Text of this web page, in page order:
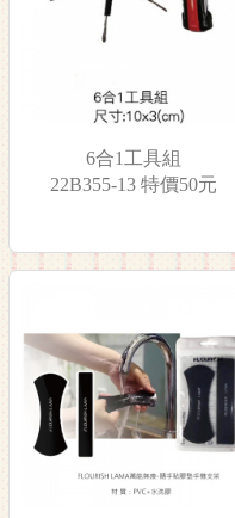
6合1工具組
22B355-13 特價50元